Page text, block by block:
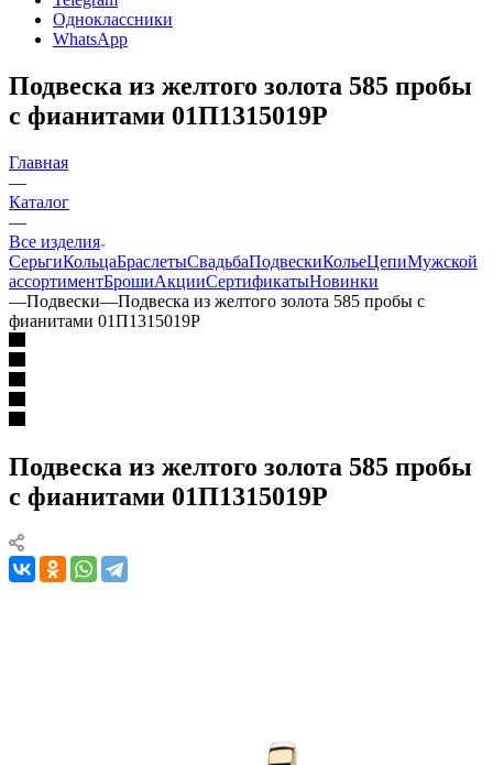
Одноклассники
WhatsApp
Подвеска из желтого золота 585 пробы
с фианитами 01П1315019Р
Главная
—
Каталог
—
Все изделия
СерьгиКольцаБраслетыСвадьбаПодвескиКольеЦепиМужской
ассортиментБрошиАкцииСертификатыНовинки
—Подвески—Подвеска из желтого золота 585 пробы с
фианитами 01П1315019Р
Подвеска из желтого золота 585 пробы
с фианитами 01П1315019Р